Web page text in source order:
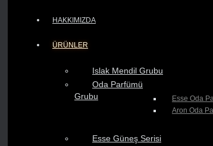
HAKKIMIZDA
ÜRÜNLER
Islak Mendil Grubu
Oda Parfümü
Grubu
Esse Oda
Aron Oda
Esse Güneş Serisi